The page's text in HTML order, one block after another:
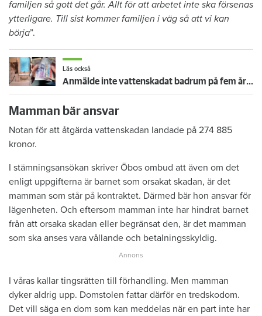
familjen så gott det går. Allt för att arbetet inte ska försenas
ytterligare. Till sist kommer familjen i väg så att vi kan
börja”.
Läs också
Anmälde inte vattenskadat badrum på fem år – krävs på 125 000 kronor
Mamman bär ansvar
Notan för att åtgärda vattenskadan landade på 274 885
kronor.
I stämningsansökan skriver Öbos ombud att även om det
enligt uppgifterna är barnet som orsakat skadan, är det
mamman som står på kontraktet. Därmed bär hon ansvar för
lägenheten. Och eftersom mamman inte har hindrat barnet
från att orsaka skadan eller begränsat den, är det mamman
som ska anses vara vållande och betalningsskyldig.
I våras kallar tingsrätten till förhandling. Men mamman
dyker aldrig upp. Domstolen fattar därför en tredskodom.
Det vill säga en dom som kan meddelas när en part inte har